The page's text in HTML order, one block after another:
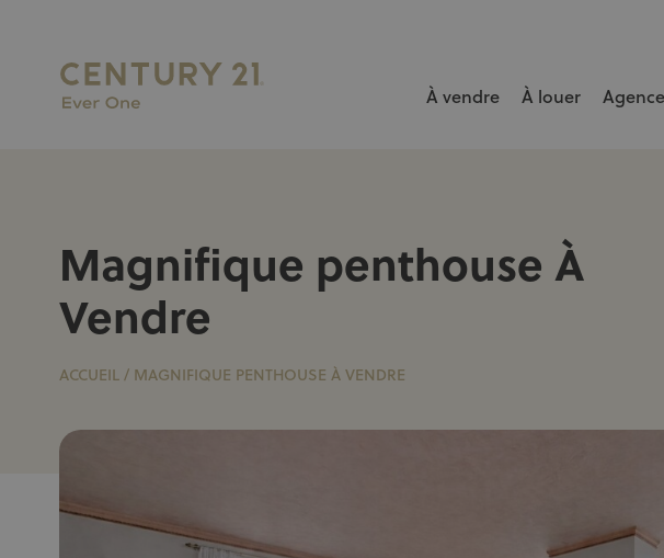
L’AGENCE N°1 À BRUXELLES pour vendre ou louer votre bien
À vendre À louer
Magnifique penthouse À
Vendre
ACCUEIL/ MAGNIFIQUE PENTHOUSE À VENDRE